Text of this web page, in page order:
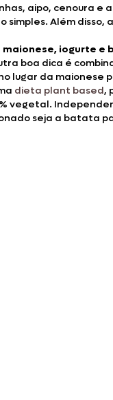
aipo, cenoura e
Além disso,
iogurte e
boa dica é
lugar da maionese
dieta plant based,
vegetal.
seja a batata